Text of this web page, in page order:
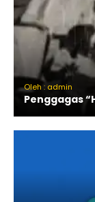
Oleh : admin
Penggagas